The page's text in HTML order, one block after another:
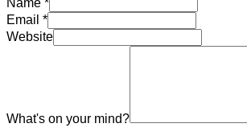
Name *
Email *
Website
What's on your mind?